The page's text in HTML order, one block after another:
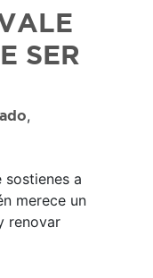
SER
,
sostienes a
merece un
renovar